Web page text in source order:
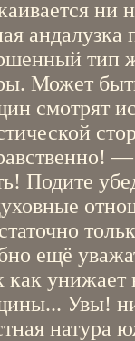
ни
андалузка
тип
Может
смотрят
Подите
ещё
как унижает
Увы!
натура